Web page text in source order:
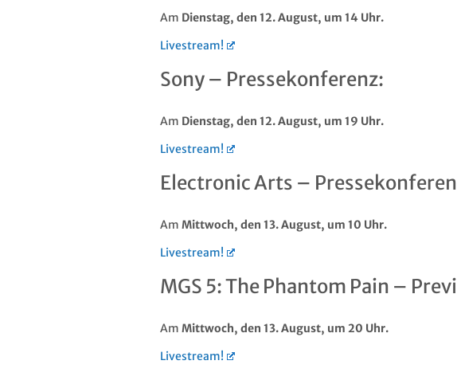
Am Dienstag, den 12. August, um 14 Uhr.
Livestream!
Sony – Pressekonferenz:
Am Dienstag, den 12. August, um 19 Uhr.
Livestream!
Electronic Arts –
Am Mittwoch, den 13. August, um 10 Uhr.
Livestream!
MGS 5: The Phantom Pain –
Am Mittwoch, den 13. August, um 20 Uhr.
Livestream!